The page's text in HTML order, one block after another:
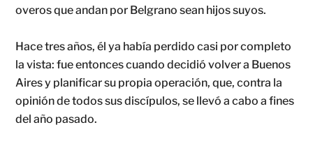
overos que andan por Belgrano sean hijos suyos.
Hace tres años, él ya había perdido casi por completo
la vista: fue entonces cuando decidió volver a Buenos
Aires y planificar su propia operación, que, contra la
opinión de todos sus discípulos, se llevó a cabo a fines
del año pasado.